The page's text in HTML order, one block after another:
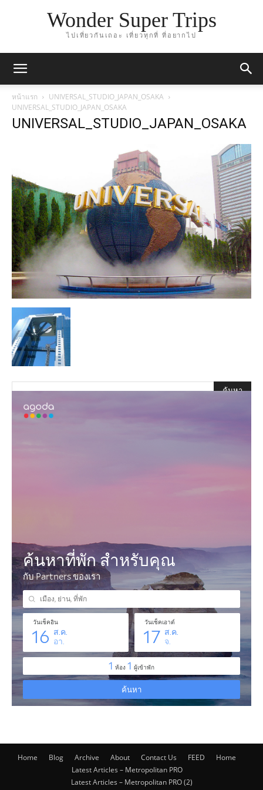
Wonder Super Trips
ไปเที่ยวกันเถอะ เที่ยวทุกที่ ที่อยากไป
หน้าแรก
UNIVERSAL_STUDIO_JAPAN_OSAKA
UNIVERSAL_STUDIO_JAPAN_OSAKA
UNIVERSAL_STUDIO_JAPAN_OSAKA
Home Blog Archive About Contact Us FEED
Home
Latest Articles – Metropolitan PRO
Latest Articles – Metropolitan PRO (2)